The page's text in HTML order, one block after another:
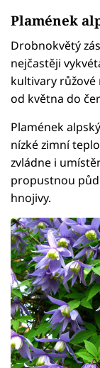
Plamének
Drobnokvětý
nejčastěji
kultivary růžové
od května do
Plamének
nízké zimní
zvládne i
propustnou
hnojivy.